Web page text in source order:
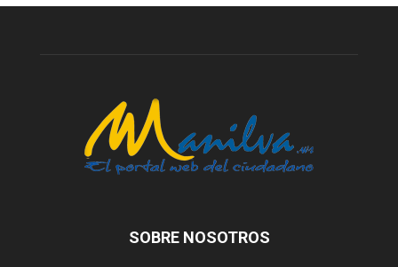
SOBRE NOSOTROS